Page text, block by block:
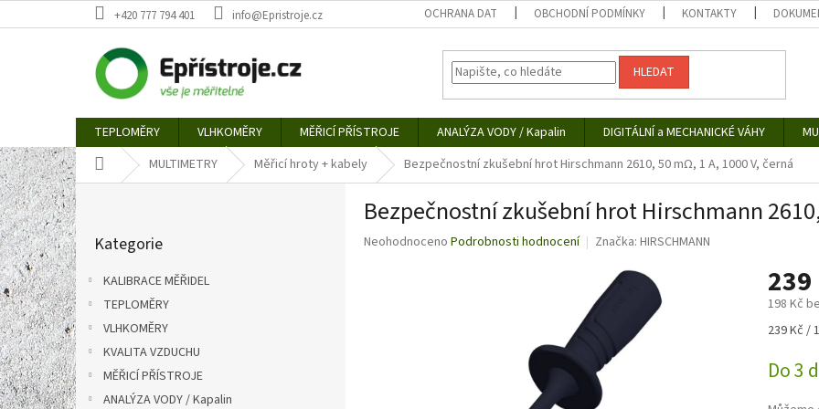
na
+420 777 794 401 info@Epristroje.cz OCHRANA DAT OBCHODNÍ PODMÍNKY KONTAKTY
HLEDAT
TEPLOMĚRY VLHKOMĚRY MĚŘICÍ PŘÍSTROJE ANALÝZA VODY / Kapalin DIGITÁLNÍ a MECHANICKÉ VÁHY
Domů MULTIMETRY Měřicí hroty + kabely Bezpečnostní zkušební hrot Hirschmann 2610, 50 mΩ, 1 A, 1000 V, černá
P
o
s
t
r
a
n
n
í
p
a
kategorie
Kategorie
KALIBRACE MĚŘIDEL
TEPLOMĚRY
VLHKOMĚRY
KVALITA VZDUCHU
MĚŘICÍ PŘÍSTROJE
ANALÝZA VODY / Kapalin
Bezpečnostní zkušební hrot Hirschmann
Průměrné
Neohodnoceno Podrobnosti hodnocení Značka: HIRSCHMANN
239
198 Kč
Měrná
239 Kč /
Do 3